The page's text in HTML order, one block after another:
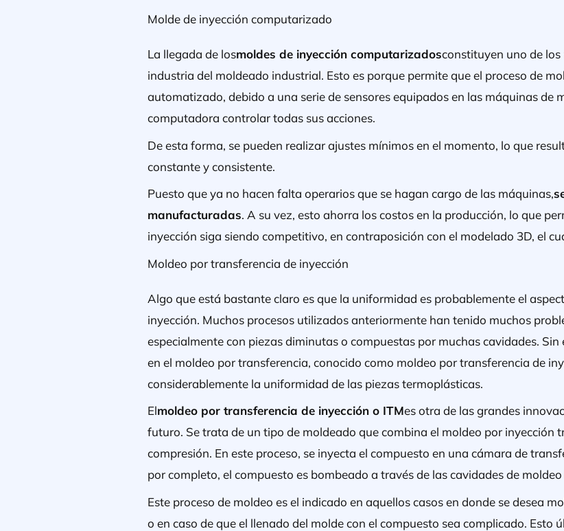
Molde de inyección computarizado
La llegada de losmoldes de inyección computarizadosconstituyen uno de
industria del moldeado industrial. Esto es porque permite que el proceso de
automatizado, debido a una serie de sensores equipados en las máquinas de
computadora controlar todas sus acciones.
De esta forma, se pueden realizar ajustes mínimos en el momento, lo que
constante y consistente.
Puesto que ya no hacen falta operarios que se hagan cargo de las máquinas,
manufacturadas. A su vez, esto ahorra los costos en la producción, lo que
inyección siga siendo competitivo, en contraposición con el modelado 3D, el
Moldeo por transferencia de inyección
Algo que está bastante claro es que la uniformidad es probablemente el
inyección. Muchos procesos utilizados anteriormente han tenido muchos
especialmente con piezas diminutas o compuestas por muchas cavidades.
en el moldeo por transferencia, conocido como moldeo por transferencia de
considerablemente la uniformidad de las piezas termoplásticas.
Elmoldeo por transferencia de inyección o ITMes otra de las grandes
futuro. Se trata de un tipo de moldeado que combina el moldeo por inyección
compresión. En este proceso, se inyecta el compuesto en una cámara de
por completo, el compuesto es bombeado a través de las cavidades de
Este proceso de moldeo es el indicado en aquellos casos en donde se desea
o en caso de que el llenado del molde con el compuesto sea complicado. Esto